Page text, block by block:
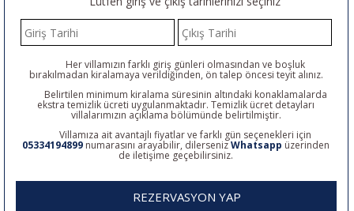
Her villamızın farklı giriş günleri olmasından ve boşluk
bırakılmadan kiralamaya verildiğinden, ön talep öncesi teyit alınız.
Belirtilen minimum kiralama süresinin altındaki konaklamalarda
ekstra temizlik ücreti uygulanmaktadır. Temizlik ücret detayları
villalarımızın açıklama bölümünde belirtilmiştir.
Villamıza ait avantajlı fiyatlar ve farklı gün seçenekleri için
05334194899 numarasını arayabilir, dilersenizWhatsapp üzerinden
de iletişime geçebilirsiniz.
REZERVASYON YAP